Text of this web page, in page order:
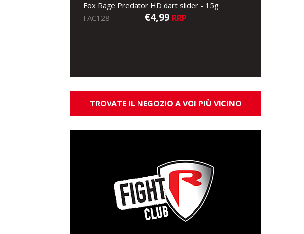
Fox Rage Predator HD dart slider - 15g
FAC128
€4,99 RRP
TROVATE IL NEGOZIO A VOI PIÙ VICINO